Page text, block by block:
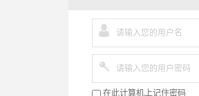
在此计算机上记住密码